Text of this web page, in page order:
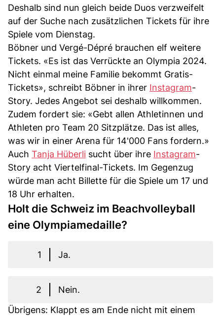
Deshalb sind nun gleich beide Duos verzweifelt
auf der Suche nach zusätzlichen Tickets für ihre
Spiele vom Dienstag.
Böbner und Vergé-Dépré brauchen elf weitere
Tickets. «Es ist das Verrückte an Olympia 2024.
Nicht einmal meine Familie bekommt Gratis-
Tickets», schreibt Böbner in ihrer Instagram-
Story. Jedes Angebot sei deshalb willkommen.
Zudem fordert sie: «Gebt allen Athletinnen und
Athleten pro Team 20 Sitzplätze. Das ist alles,
was wir in einer Arena für 14'000 Fans fordern.»
Auch Tanja Hüberli sucht über ihre Instagram-
Story acht Viertelfinal-Tickets. Im Gegenzug
würde man acht Billette für die Spiele um 17 und
18 Uhr erhalten.
Holt die Schweiz im Beachvolleyball
eine Olympiamedaille?
1 Ja.
2
Nein.
Übrigens: Klappt es am Ende nicht mit einem